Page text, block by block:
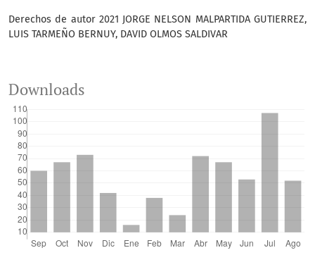
Derechos de autor 2021 JORGE NELSON MALPARTIDA GUTIERREZ,
LUIS TARMEÑO BERNUY, DAVID OLMOS SALDIVAR
Downloads